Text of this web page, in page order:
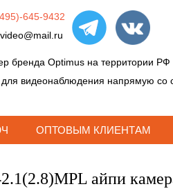
645-9432
бренда Optimus на территории РФ
видеонаблюдения напрямую со
ОПТОВЫМ КЛИЕНТАМ
айпи